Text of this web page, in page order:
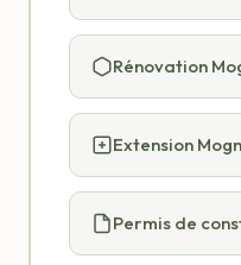
Rénovation
Extension
Permis de